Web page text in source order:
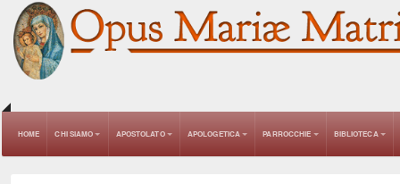
HOME CHI SIAMO APOSTOLATO APOLOGETICA PARROCCHIE BIBLIOTECA